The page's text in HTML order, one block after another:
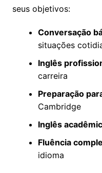
seus objetivos:
Conversação
situações
Inglês
carreira
Preparação
Cambridge
Inglês
Fluência
idioma